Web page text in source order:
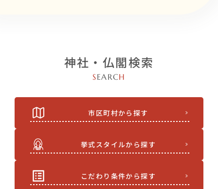
神社・仏閣検索
SEARCH
市区町村から探す
挙式スタイルから探す
こだわり条件から探す